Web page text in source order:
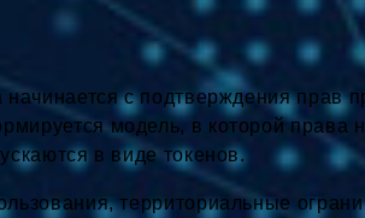
начинается с подтверждения прав
модель, в которой права
в виде токенов.
территориальные